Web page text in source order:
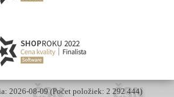
2026-08-09 (Počet položiek: 2 292 444)